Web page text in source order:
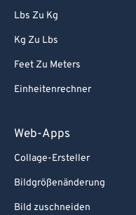
Lbs Zu Kg
Kg Zu Lbs
Feet Zu Meters
Einheitenrechner
Web-Apps
Collage-Ersteller
Bildgrößenänderung
Bild zuschneiden